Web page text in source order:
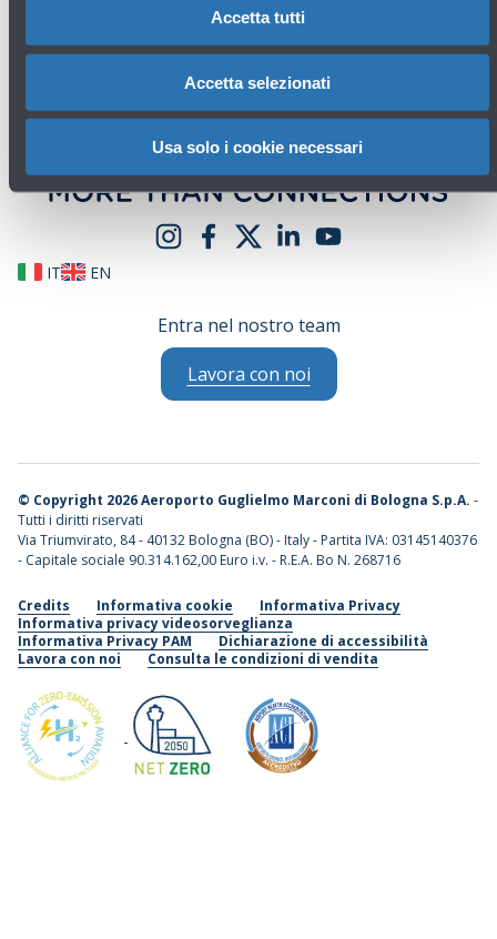
Accetta tutti
Accetta selezionati
Usa solo i cookie necessari
IT EN
Entra nel nostro team
Lavora con noi
© Copyright 2026 Aeroporto Guglielmo Marconi di Bologna S.p.A. -
Tutti i diritti riservati
Via Triumvirato, 84 - 40132 Bologna (BO) - Italy - Partita IVA: 03145140376
- Capitale sociale 90.314.162,00 Euro i.v. - R.E.A. Bo N. 268716
Credits Informativa cookie
Informativa Privacy
Informativa privacy videosorveglianza
Informativa Privacy PAM
Dichiarazione di accessibilità
Lavora con noi
Consulta le condizioni di vendita